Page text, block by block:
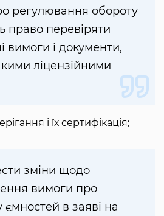
регулювання обороту
право перевіряти
вимоги і документи,
ліцензійними
і їх сертифікація;
зміни щодо
вимоги про
в заяві на